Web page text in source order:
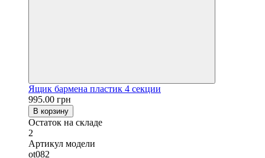
Ящик бармена пластик 4 секции
995.00 грн
В корзину
Остаток на складе
2
Артикул модели
ot082